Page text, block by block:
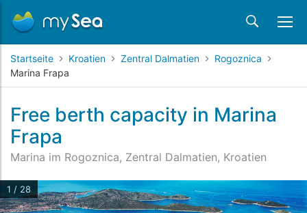
Startseite Kroatien Zentral Dalmatien
Rogoznica
Marina Frapa
Free berth capacity in Marina
Frapa
Marina im Rogoznica, Zentral Dalmatien, Kroatien
1 / 28